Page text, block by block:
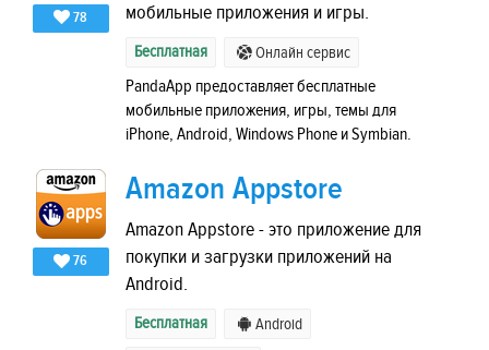
78
мобильные приложения и игры.
Бесплатная Онлайн сервис
PandaApp предоставляет бесплатные
мобильные приложения, игры, темы для
iPhone, Android, Windows Phone и Symbian.
76
Amazon Appstore
Amazon Appstore - это приложение для
покупки и загрузки приложений на
Android.
Бесплатная Android